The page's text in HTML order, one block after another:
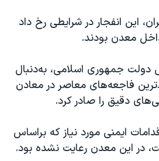
این انفجار در شرایطی رخ داد
جمهوری اسلامی، به‌دنبال
فاجعه‌های معاصر در معادن
دقیق را صادر کرد.
ایمنی مورد نیاز که براساس
در این معدن رعایت نشده بود.